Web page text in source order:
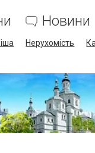
Новини
Нерухомість